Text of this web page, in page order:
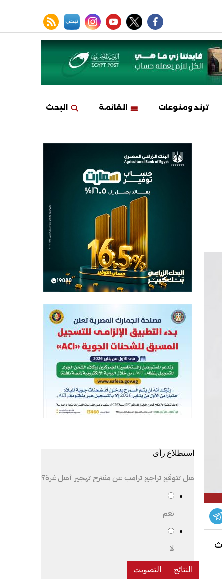
facebook
twitter
youtube
instagram
نبض rss feed
ترند ومنوعات القائمة البحث
استطلاع رأى
هل تتوقع تراجع ترامب عن مقترح تهجير أهل غزة؟
نعم
لا